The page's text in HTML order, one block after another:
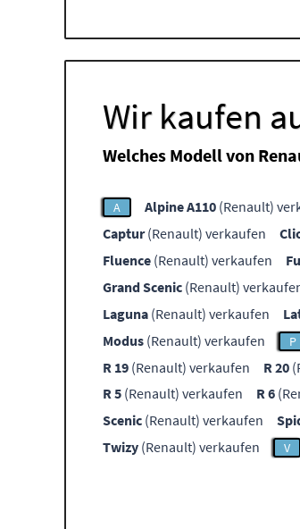
Wir kaufen
Welches Modell von
A Alpine A110 (Renault)
Captur(Renault) verkaufen
Fluence (Renault) verkaufen
Grand Scenic (Renault)
Laguna (Renault) verkaufen
Modus (Renault) verkaufen P
R 19 (Renault) verkaufen R 20
R 5 (Renault) verkaufen R 6
Scenic (Renault) verkaufen
Twizy (Renault) verkaufen V